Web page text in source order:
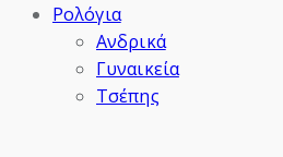
Ρολόγια
Ανδρικά
Γυναικεία
Τσέπης